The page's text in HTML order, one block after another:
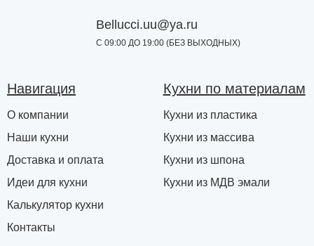
Bellucci.uu@ya.ru
С 09:00 ДО 19:00 (БЕЗ ВЫХОДНЫХ)
Навигация
О компании
Наши кухни
Доставка и оплата
Идеи для кухни
Калькулятор кухни
Контакты
Кухни по материалам
Кухни из пластика
Кухни из массива
Кухни из шпона
Кухни из МДВ эмали